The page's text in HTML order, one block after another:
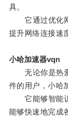
具。
它通过优化网
提升网络连接速
小哈加速器vqn
无论你是热爱
件的用户，小哈
它能够智能识
能够快速地完成